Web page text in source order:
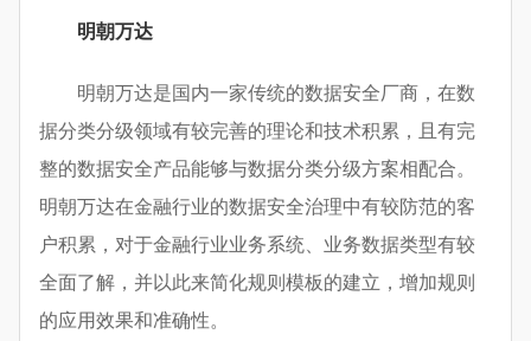
明朝万达
明朝万达是国内一家传统的数据安全厂商，在数
据分类分级领域有较完善的理论和技术积累，且有完
整的数据安全产品能够与数据分类分级方案相配合。
明朝万达在金融行业的数据安全治理中有较防范的客
户积累，对于金融行业业务系统、业务数据类型有较
全面了解，并以此来简化规则模板的建立，增加规则
的应用效果和准确性。